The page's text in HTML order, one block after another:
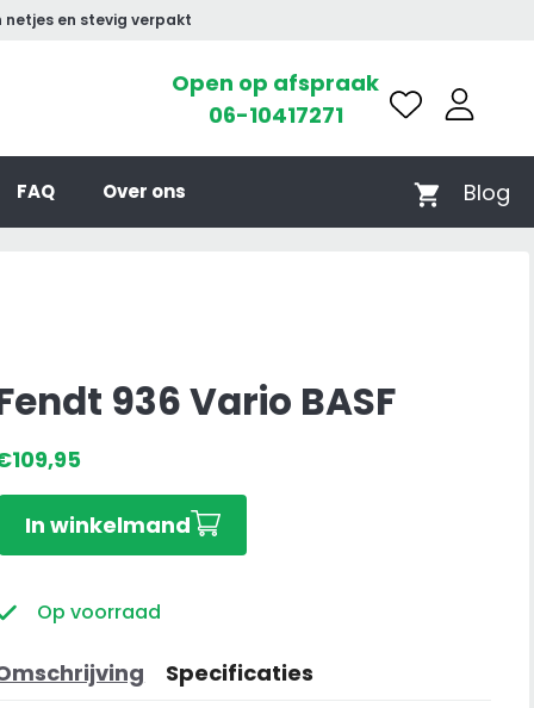
netjes en stevig verpakt
Open op afspraak
06-10417271
FAQ Over ons Blog
936 Vario BASF
109,95
In winkelmand
Op voorraad
Specificaties